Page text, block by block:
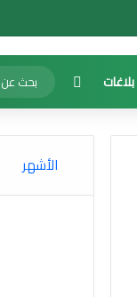
بلاغات الوضع المظلم
الأشهر